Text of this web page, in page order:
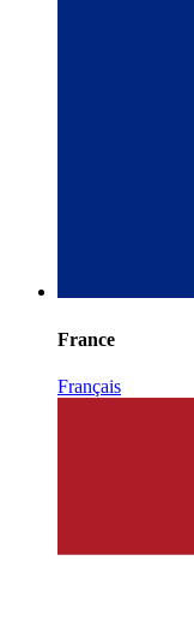
France
Français